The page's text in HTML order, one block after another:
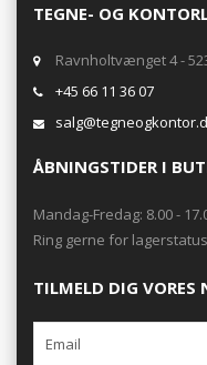
TEGNE- OG
Ravnholtvænget 4 -
+45 66 11 36 07
ÅBNINGSTIDER I
Mandag-Fredag: 8.00 -
Ring gerne for
TILMELD DIG VORES